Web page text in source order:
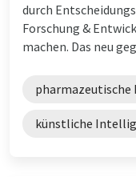
durch
Forschung &
machen. Das neu
pharmazeutische
künstliche